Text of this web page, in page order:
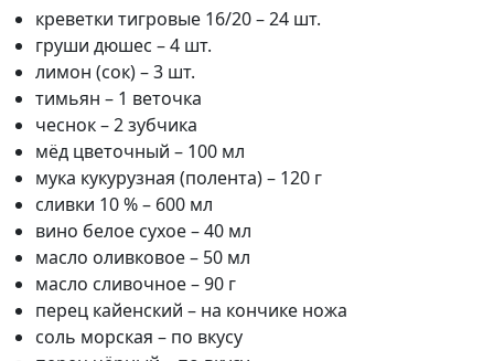
креветки тигровые 16/20 – 24 шт.
груши дюшес – 4 шт.
лимон (сок) – 3 шт.
тимьян – 1 веточка
чеснок – 2 зубчика
мёд цветочный – 100 мл
мука кукурузная (полента) – 120 г
сливки 10 % – 600 мл
вино белое сухое – 40 мл
масло оливковое – 50 мл
масло сливочное – 90 г
перец кайенский – на кончике ножа
соль морская – по вкусу